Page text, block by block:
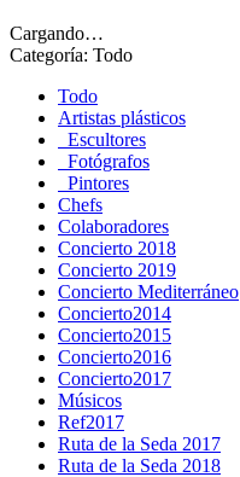
Cargando…
Categoría: Todo
Todo
Artistas plásticos
Escultores
Fotógrafos
Pintores
Chefs
Colaboradores
Concierto 2018
Concierto 2019
Concierto Mediterráneo
Concierto2014
Concierto2015
Concierto2016
Concierto2017
Músicos
Ref2017
Ruta de la Seda 2017
Ruta de la Seda 2018